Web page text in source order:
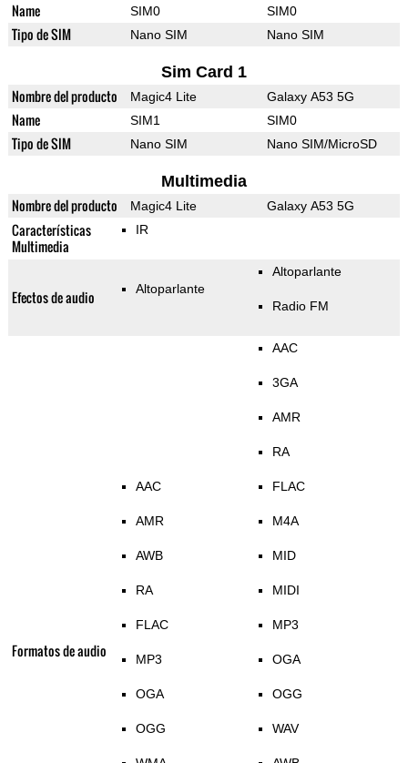
Name SIM0 SIM0
Tipo de SIM Nano SIM Nano SIM
Sim Card 1
Nombre del producto Magic4 Lite Galaxy A53 5G
Name SIM1 SIM0
Tipo de SIM Nano SIM Nano SIM/MicroSD
Multimedia
Nombre del producto Magic4 Lite Galaxy A53 5G
Características
Multimedia
IR
Efectos de audio Altoparlante
Altoparlante
Radio FM
Formatos de audio
AAC
AMR
AWB
RA
FLAC
MP3
OGA
OGG
AAC
3GA
AMR
RA
FLAC
M4A
MID
MIDI
MP3
OGA
OGG
WAV